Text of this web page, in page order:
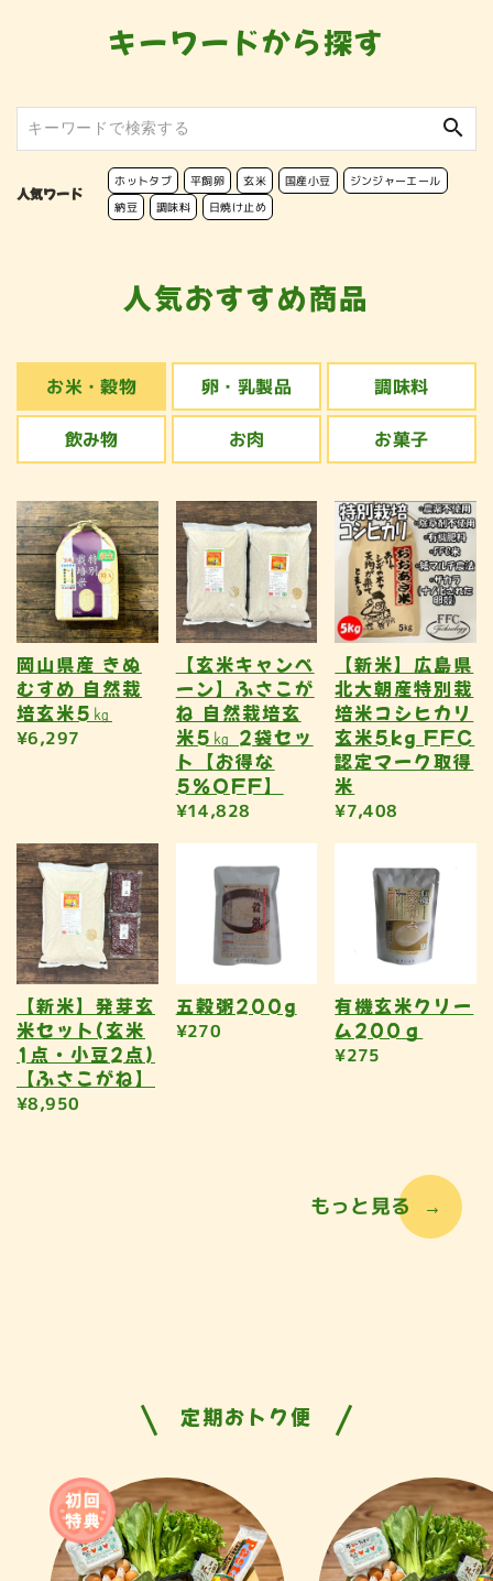
キーワードから探す
search
人気ワード
ホットタブ 平飼卵 玄米 国産小豆
ジンジャーエール
納豆
調味料 日焼け止め
人気おすすめ商品
お米・穀物 卵・乳製品 調味料
飲み物 お肉 お菓子
岡山県産 きぬ
むすめ 自然栽
培玄米5㎏
¥6,297
【玄米キャンペ
ーン】ふさこが
ね 自然栽培玄
米5㎏ 2袋セッ
ト【お得な
5％OFF】
¥14,828
【新米】広島県
北大朝産特別栽
培米コシヒカリ
玄米5kg FFC
認定マーク取得
米
¥7,408
【新米】発芽玄
米セット(玄米
1点・小豆2点)
【ふさこがね】
¥8,950
五穀粥200g
¥270
有機玄米クリー
ム200ｇ
¥275
もっと見る
定期おトク便